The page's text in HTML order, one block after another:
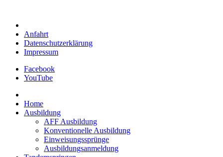
Anfahrt
Datenschutzerklärung
Impressum
Facebook
YouTube
Home
Ausbildung
AFF Ausbildung
Konventionelle Ausbildung
Einweisungssprünge
Ausbildungsanmeldung